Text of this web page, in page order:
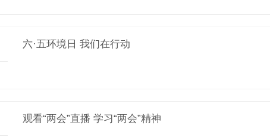
六·五环境日 我们在行动
观看“两会”直播 学习“两会”精神